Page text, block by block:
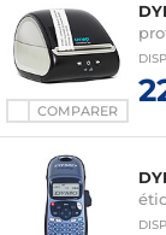
COMPARER